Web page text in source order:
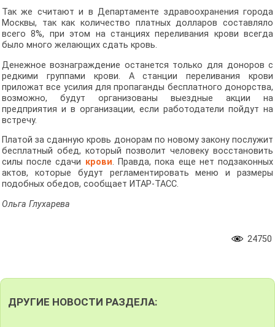
Так же считают и в Департаменте здравоохранения города
Москвы, так как количество платных долларов составляло
всего 8%, при этом на станциях переливания крови всегда
было много желающих сдать кровь.
Денежное вознаграждение останется только для доноров с
редкими группами крови. А станции переливания крови
приложат все усилия для пропаганды бесплатного донорства,
возможно, будут организованы выездные акции на
предприятия и в организации, если работодатели пойдут на
встречу.
Платой за сданную кровь донорам по новому закону послужит
бесплатный обед, который позволит человеку восстановить
силы после сдачи крови. Правда, пока еще нет подзаконных
актов, которые будут регламентировать меню и размеры
подобных обедов, сообщает ИТАР-ТАСС.
Ольга Глухарева
24750
ДРУГИЕ НОВОСТИ РАЗДЕЛА: